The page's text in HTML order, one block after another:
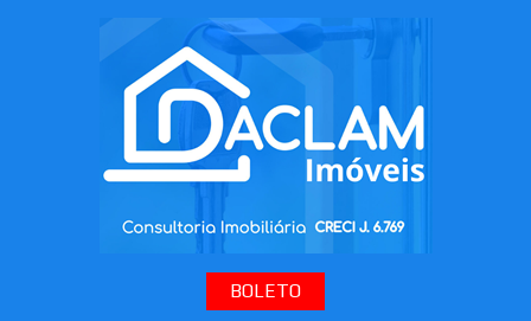
BOLETO